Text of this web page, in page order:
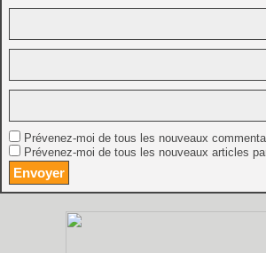
Prévenez-moi de tous les nouveaux
Prévenez-moi de tous les nouveaux articles